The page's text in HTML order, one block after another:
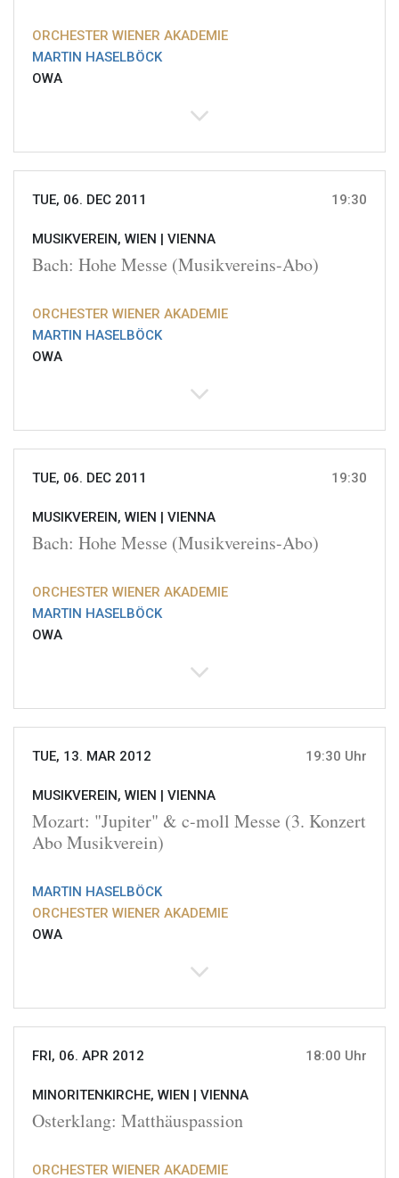
ORCHESTER WIENER AKADEMIE
MARTIN HASELBÖCK
OWA
TUE, 06. DEC 2011 19:30
MUSIKVEREIN, WIEN | VIENNA
Bach: Hohe Messe (Musikvereins-Abo)
ORCHESTER WIENER AKADEMIE
MARTIN HASELBÖCK
OWA
TUE, 06. DEC 2011 19:30
MUSIKVEREIN, WIEN | VIENNA
Bach: Hohe Messe (Musikvereins-Abo)
ORCHESTER WIENER AKADEMIE
MARTIN HASELBÖCK
OWA
TUE, 13. MAR 2012 19:30 Uhr
MUSIKVEREIN, WIEN | VIENNA
Mozart: "Jupiter" & c-moll Messe (3. Konzert
Abo Musikverein)
MARTIN HASELBÖCK
ORCHESTER WIENER AKADEMIE
OWA
FRI, 06. APR 2012 18:00 Uhr
MINORITENKIRCHE, WIEN | VIENNA
Osterklang: Matthäuspassion
ORCHESTER WIENER AKADEMIE